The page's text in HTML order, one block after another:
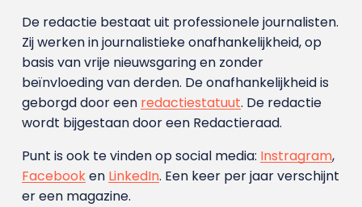
De redactie bestaat uit professionele journalisten.
Zij werken in journalistieke onafhankelijkheid, op
basis van vrije nieuwsgaring en zonder
beïnvloeding van derden. De onafhankelijkheid is
geborgd door een redactiestatuut. De redactie
wordt bijgestaan door een Redactieraad.
Punt is ook te vinden op social media: Instragram,
Facebooken LinkedIn. Een keer per jaar verschijnt
er een magazine.